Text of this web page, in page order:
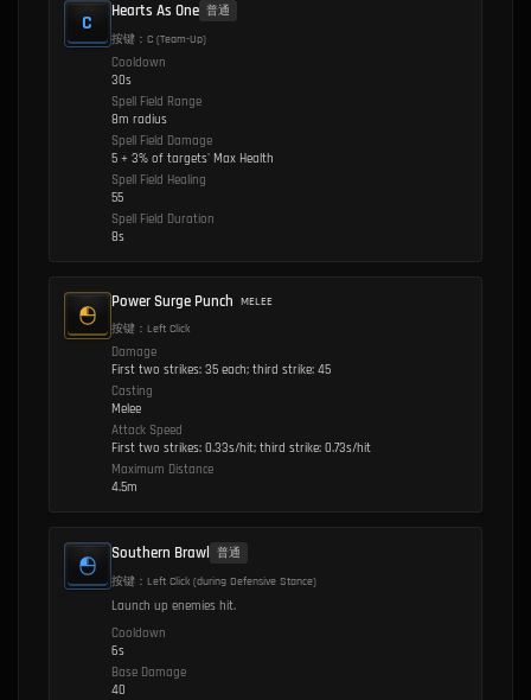
C Hearts As One 普通
按键：C (Team-Up)
Cooldown
30s
Spell Field Range
8m radius
Spell Field Damage
5 + 3% of targets' Max Health
Spell Field Healing
55
Spell Field Duration
8s
Power Surge Punch MELEE
按键：Left Click
Damage
First two strikes: 35 each; third strike: 45
Casting
Melee
Attack Speed
First two strikes: 0.33s/hit; third strike: 0.73s/hit
Maximum Distance
4.5m
Southern Brawl
普通
按键：Left Click (during Defensive Stance)
Launch up enemies hit.
Cooldown
6s
Base Damage
40